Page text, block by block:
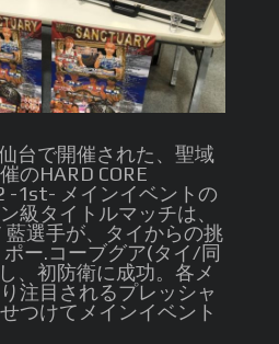
台で開催された、聖域
のHARD CORE
-1st- メインイベントの
級タイトルマッチは、
藍選手が、タイからの挑
ー.コーブグア(タイ/同
、初防衛に成功。各メ
注目されるプレッシャ
つけてメインイベント